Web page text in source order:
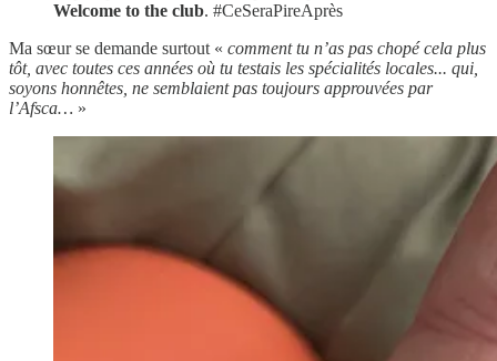
Welcome to the club. #CeSeraPireAprès
Ma sœur se demande surtout « comment tu n’as pas chopé cela plus
tôt, avec toutes ces années où tu testais les spécialités locales... qui,
soyons honnêtes, ne semblaient pas toujours approuvées par
l’Afsca… »